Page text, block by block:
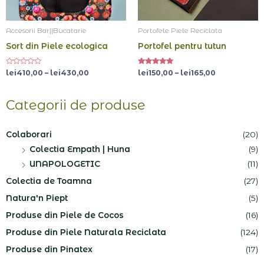
Accesorii Bar||Bucatarie
Sort din Piele ecologica
Evaluat
la
lei410,00 – lei430,00
Portofele Piele Reciclata
Portofel pentru tutun
Evaluat la
5.00
lei150,00 – lei165,00
Categorii de produse
Colaborari
(20)
Colectia Empath | Huna
(9)
UNAPOLOGETIC
(11)
Colectia de Toamna
(27)
Natura'n Piept
(5)
Produse din Piele de Cocos
(16)
Produse din Piele Naturala Reciclata
(124)
Produse din Pinatex
(17)